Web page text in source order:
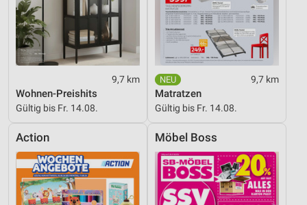
9,7 km
Wohnen-Preishits
Gültig bis Fr. 14.08.
9,7 km
Matratzen
Gültig bis Fr. 14.08.
Action Möbel Boss